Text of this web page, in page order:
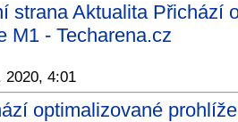
strana Aktualita Přichází
M1 - Techarena.cz
2020, 4:01
optimalizované